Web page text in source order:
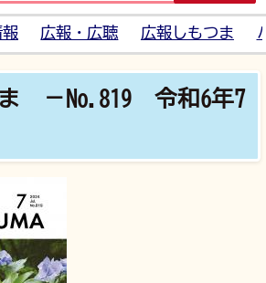
報 広報・広聴 広報しもつま
－No.819 令和6年7